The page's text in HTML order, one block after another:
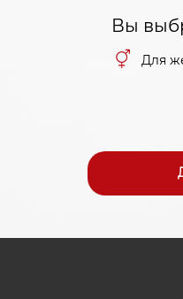
Вы
Для